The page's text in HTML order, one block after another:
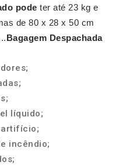
pode ter até 23 kg e
de 80 x 28 x 50 cm
Bagagem Despachada
líquido;
incêndio;